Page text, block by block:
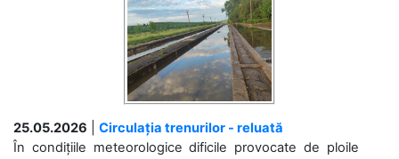
25.05.2026
Circulația trenurilor - reluată
În condițiile meteorologice dificile provocate de ploile